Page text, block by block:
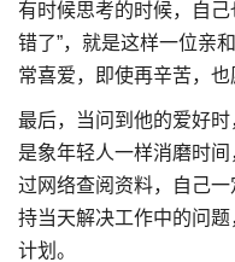
有时候思考的时候，自
错了”，就是这样一位亲
常喜爱，即使再辛苦，也
最后，当问到他的爱好
是象年轻人一样消磨时
过网络查阅资料，自己
持当天解决工作中的问
计划。